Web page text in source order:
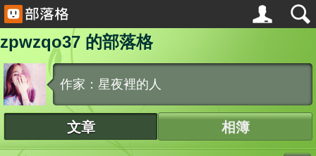
zpwzqo37 的部落格
作家：星夜裡的人
文章 相簿